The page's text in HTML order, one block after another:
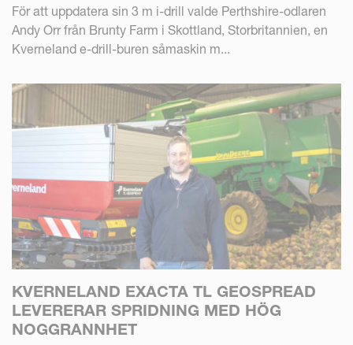
För att uppdatera sin 3 m i-drill valde Perthshire-odlaren
Andy Orr från Brunty Farm i Skottland, Storbritannien, en
Kverneland e-drill-buren såmaskin m...
KVERNELAND EXACTA TL GEOSPREAD
LEVERERAR SPRIDNING MED HÖG
NOGGRANNHET